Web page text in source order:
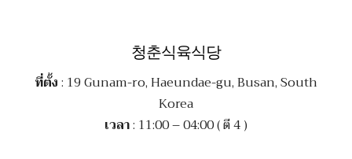
청춘식육식당
ที่ตั้ง: 19 Gunam-ro, Haeundae-gu, Busan, South
Korea
เวลา: 11:00 – 04:00 ( ตี 4 )